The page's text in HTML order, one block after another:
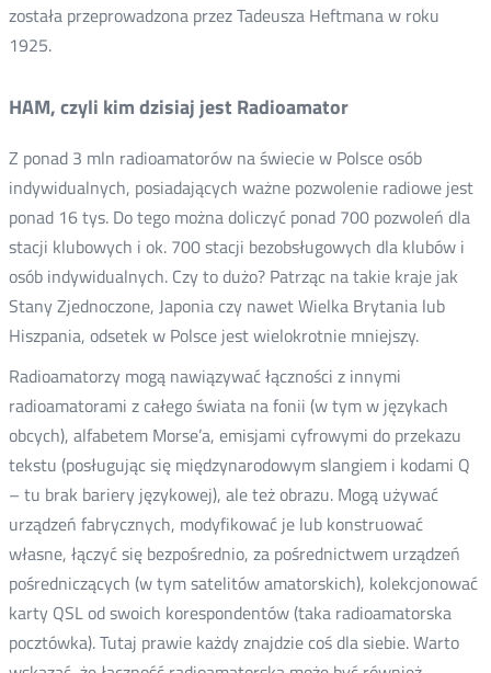
została przeprowadzona przez Tadeusza Heftmana w roku
1925.
HAM, czyli kim dzisiaj jest Radioamator
Z ponad 3 mln radioamatorów na świecie w Polsce osób
indywidualnych, posiadających ważne pozwolenie radiowe jest
ponad 16 tys. Do tego można doliczyć ponad 700 pozwoleń dla
stacji klubowych i ok. 700 stacji bezobsługowych dla klubów i
osób indywidualnych. Czy to dużo? Patrząc na takie kraje jak
Stany Zjednoczone, Japonia czy nawet Wielka Brytania lub
Hiszpania, odsetek w Polsce jest wielokrotnie mniejszy.
Radioamatorzy mogą nawiązywać łączności z innymi
radioamatorami z całego świata na fonii (w tym w językach
obcych), alfabetem Morse’a, emisjami cyfrowymi do przekazu
tekstu (posługując się międzynarodowym slangiem i kodami Q
– tu brak bariery językowej), ale też obrazu. Mogą używać
urządzeń fabrycznych, modyfikować je lub konstruować
własne, łączyć się bezpośrednio, za pośrednictwem urządzeń
pośredniczących (w tym satelitów amatorskich), kolekcjonować
karty QSL od swoich korespondentów (taka radioamatorska
pocztówka). Tutaj prawie każdy znajdzie coś dla siebie. Warto